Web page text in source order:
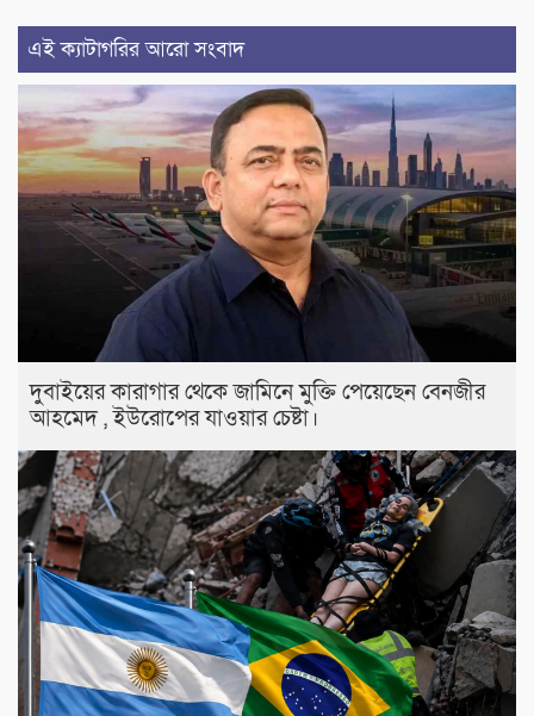
এই ক্যাটাগরির আরো সংবাদ
দুবাইয়ের কারাগার থেকে জামিনে মুক্তি পেয়েছেন বেনজীর
আহমেদ , ইউরোপের যাওয়ার চেষ্টা।